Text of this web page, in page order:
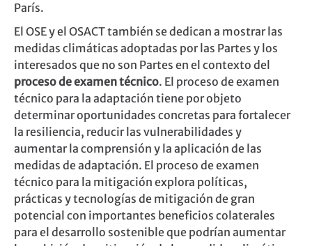
París.
El OSE y el OSACT también se dedican a mostrar las
medidas climáticas adoptadas por las Partes y los
interesados que no son Partes en el contexto del
proceso de examen técnico. El proceso de examen
técnico para la adaptación tiene por objeto
determinar oportunidades concretas para fortalecer
la resiliencia, reducir las vulnerabilidades y
aumentar la comprensión y la aplicación de las
medidas de adaptación. El proceso de examen
técnico para la mitigación explora políticas,
prácticas y tecnologías de mitigación de gran
potencial con importantes beneficios colaterales
para el desarrollo sostenible que podrían aumentar